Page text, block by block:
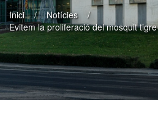
Inici
Notícies
Evitem la proliferació del mosquit